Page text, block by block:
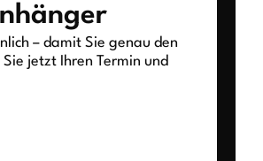
– damit Sie genau den
jetzt Ihren Termin und